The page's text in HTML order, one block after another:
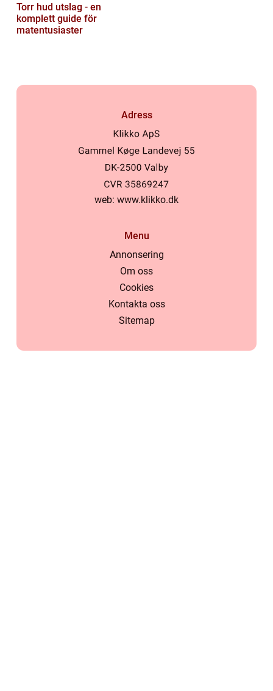
Torr hud utslag - en
komplett guide för
matentusiaster
Adress
web: www.klikko.dk
Menu
Annonsering
Om oss
Cookies
Kontakta oss
Sitemap